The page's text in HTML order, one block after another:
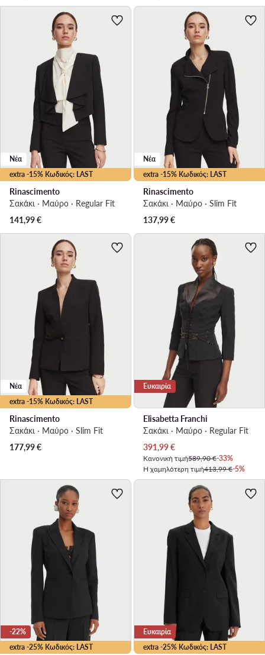
extra -15% Κωδικός: LAST
Νέα
Rinascimento
Σακάκι · Μαύρο · Regular Fit
141,99€
extra -15% Κωδικός: LAST
Νέα
Rinascimento
Σακάκι · Μαύρο · Slim Fit
137,99€
extra -15% Κωδικός: LAST
Νέα
Rinascimento
Σακάκι · Μαύρο · Slim Fit
177,99€
Ευκαιρία
Elisabetta Franchi
Σακάκι · Μαύρο · Regular Fit
Τρέχουσα τιμή
391,99€
Κανονική τιμή589,90 €-33%
Η χαμηλότερη τιμή413,99 €-5%
extra -25% Κωδικός: LAST
-22%
extra -25% Κωδικός: LAST
Ευκαιρία